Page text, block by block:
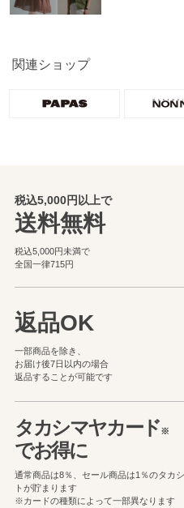
関連ショップ
税込5,000円以上で
送料無料
税込5,000円未満で
全国一律715円
返品OK
一部商品を除き、
お届け後7日以内の場合
返品することが可能です
タカシマヤカード※
でお得に
通常商品は8％、セール商品は1％のタカ
トが貯まります
※カードの種類によって一部異なります